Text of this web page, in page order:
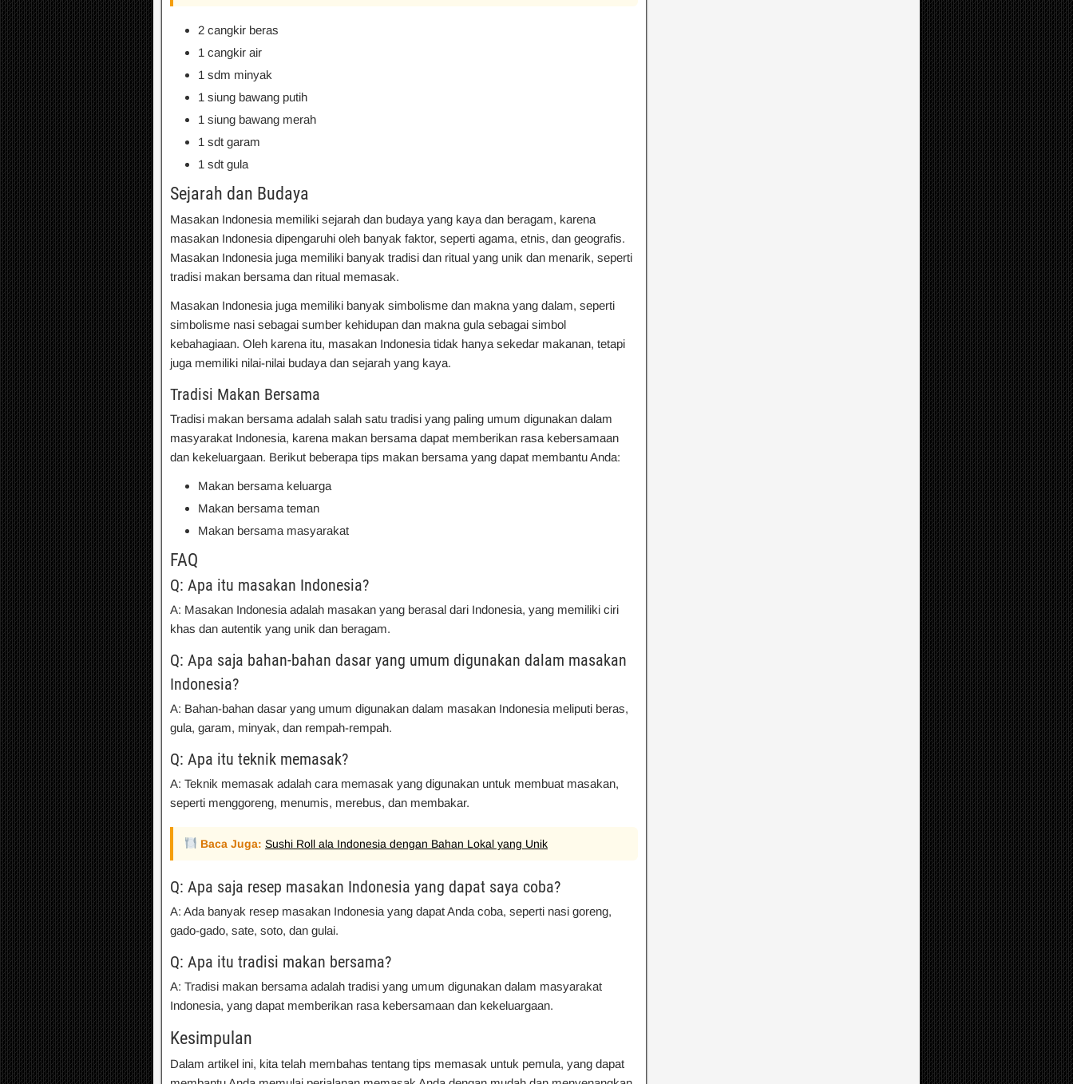
2 cangkir beras
1 cangkir air
1 sdm minyak
1 siung bawang putih
1 siung bawang merah
1 sdt garam
1 sdt gula
Sejarah dan Budaya
Masakan Indonesia memiliki sejarah dan budaya yang kaya dan beragam, karena
masakan Indonesia dipengaruhi oleh banyak faktor, seperti agama, etnis, dan geografis.
Masakan Indonesia juga memiliki banyak tradisi dan ritual yang unik dan menarik, seperti
tradisi makan bersama dan ritual memasak.
Masakan Indonesia juga memiliki banyak simbolisme dan makna yang dalam, seperti
simbolisme nasi sebagai sumber kehidupan dan makna gula sebagai simbol
kebahagiaan. Oleh karena itu, masakan Indonesia tidak hanya sekedar makanan, tetapi
juga memiliki nilai-nilai budaya dan sejarah yang kaya.
Tradisi Makan Bersama
Tradisi makan bersama adalah salah satu tradisi yang paling umum digunakan dalam
masyarakat Indonesia, karena makan bersama dapat memberikan rasa kebersamaan
dan kekeluargaan. Berikut beberapa tips makan bersama yang dapat membantu Anda:
Makan bersama keluarga
Makan bersama teman
Makan bersama masyarakat
FAQ
Q: Apa itu masakan Indonesia?
A: Masakan Indonesia adalah masakan yang berasal dari Indonesia, yang memiliki ciri
khas dan autentik yang unik dan beragam.
Q: Apa saja bahan-bahan dasar yang umum digunakan dalam masakan
Indonesia?
A: Bahan-bahan dasar yang umum digunakan dalam masakan Indonesia meliputi beras,
gula, garam, minyak, dan rempah-rempah.
Q: Apa itu teknik memasak?
A: Teknik memasak adalah cara memasak yang digunakan untuk membuat masakan,
seperti menggoreng, menumis, merebus, dan membakar.
Baca Juga: Sushi Roll ala Indonesia dengan Bahan Lokal yang Unik
Q: Apa saja resep masakan Indonesia yang dapat saya coba?
A: Ada banyak resep masakan Indonesia yang dapat Anda coba, seperti nasi goreng,
gado-gado, sate, soto, dan gulai.
Q: Apa itu tradisi makan bersama?
A: Tradisi makan bersama adalah tradisi yang umum digunakan dalam masyarakat
Indonesia, yang dapat memberikan rasa kebersamaan dan kekeluargaan.
Kesimpulan
Dalam artikel ini, kita telah membahas tentang tips memasak untuk pemula, yang dapat